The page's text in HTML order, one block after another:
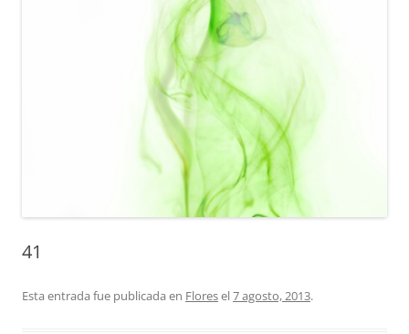
41
Esta entrada fue publicada en Floresel7 agosto, 2013.